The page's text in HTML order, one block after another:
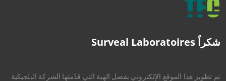
شكراً Surveal Laboratoires
تم تطوير هذا الموقع الإلكتروني بفضل الهبة التي قدّمتها الشركة البلجيكية